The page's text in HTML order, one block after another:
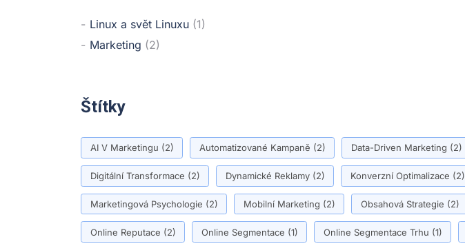
Linux a svět Linuxu (1)
Marketing (2)
Štítky
AI V Marketingu (2) Automatizované Kampaně (2) Data-Driven Marketing (2)
Digitální Transformace (2) Dynamické Reklamy(2) Konverzní Optimalizace (2)
Marketingová Psychologie (2) Mobilní Marketing (2) Obsahová Strategie (2)
Online Reputace (2) Online Segmentace (1) Online Segmentace Trhu (1)